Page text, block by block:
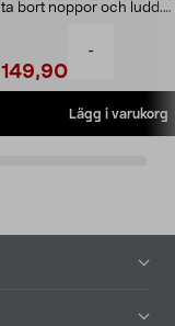
-
ta bort noppor och ludd.
149,90
Lägg i varukorg